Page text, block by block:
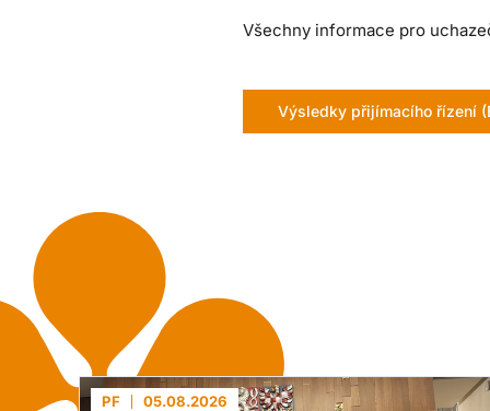
Všechny informace pro
Výsledky přijímacího řízení
PF 05.08.2026